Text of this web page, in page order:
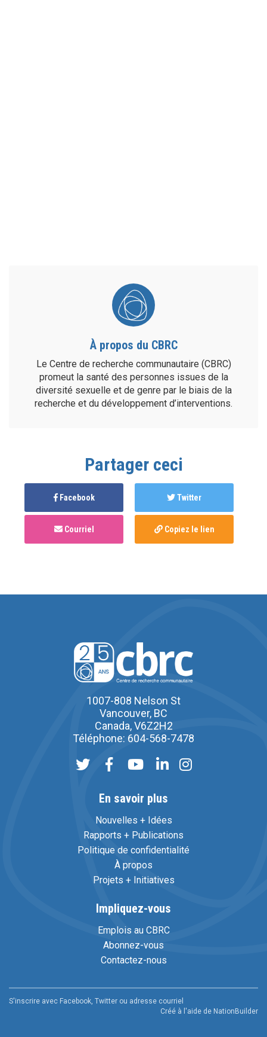
À propos du CBRC
Le Centre de recherche communautaire (CBRC)
promeut la santé des personnes issues de la
diversité sexuelle et de genre par le biais de la
recherche et du développement d’interventions.
Partager ceci
Facebook Twitter
Courriel Copiez le lien
1007-808 Nelson St
Vancouver, BC
Canada, V6Z2H2
Téléphone: 604-568-7478
En savoir plus
Nouvelles + Idées
Rapports + Publications
Politique de confidentialité
À propos
Projets + Initiatives
Impliquez-vous
Emplois au CBRC
Abonnez-vous
Contactez-nous
S'inscrire avec Facebook, Twitter ou adresse courriel
Créé à l'aide de NationBuilder